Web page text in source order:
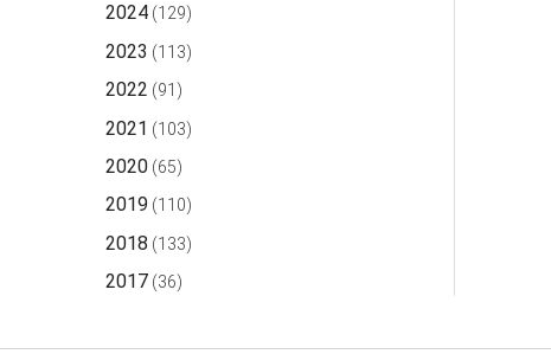
2024 (129)
2023 (113)
2022 (91)
2021 (103)
2020 (65)
2019 (110)
2018 (133)
2017 (36)